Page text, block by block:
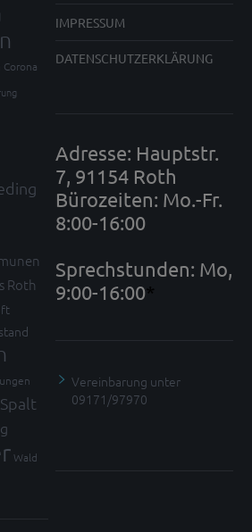
Corona
Roth
Spalt
Wald
IMPRESSUM
DATENSCHUTZERKLÄRUNG
Adresse: Hauptstr.
7, 91154 Roth
Bürozeiten: Mo.-Fr.
8:00-16:00
Sprechstunden: Mo,
9:00-16:00*
Vereinbarung unter
09171/97970